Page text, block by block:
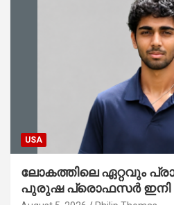
USA
ലോകത്തിലെ ഏറ്റവും
പുരുഷ പ്രൊഫസർ ഇനി